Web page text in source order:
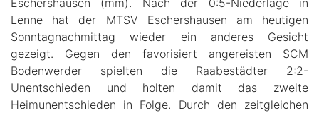
Eschershausen (mm). Nach der 0:5-Niederlage in
Lenne hat der MTSV Eschershausen am heutigen
Sonntagnachmittag wieder ein anderes Gesicht
gezeigt. Gegen den favorisiert angereisten SCM
Bodenwerder spielten die Raabestädter 2:2-
Unentschieden und holten damit das zweite
Heimunentschieden in Folge. Durch den zeitgleichen